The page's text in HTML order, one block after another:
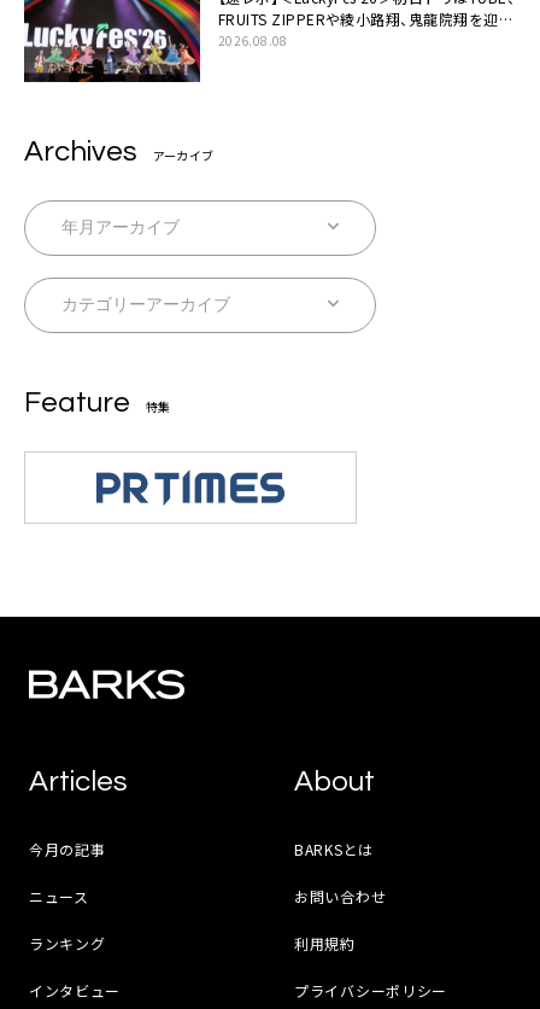
FRUITS ZIPPERや綾小路翔、鬼龍院翔を迎え
た豪華コラボも「知ってたらぜひ一緒に歌っ
2026.08.08
Archives アーカイブ
Feature 特集
Articles
今月の記事
ニュース
ランキング
インタビュー
About
BARKSとは
お問い合わせ
利用規約
プライバシーポリシー